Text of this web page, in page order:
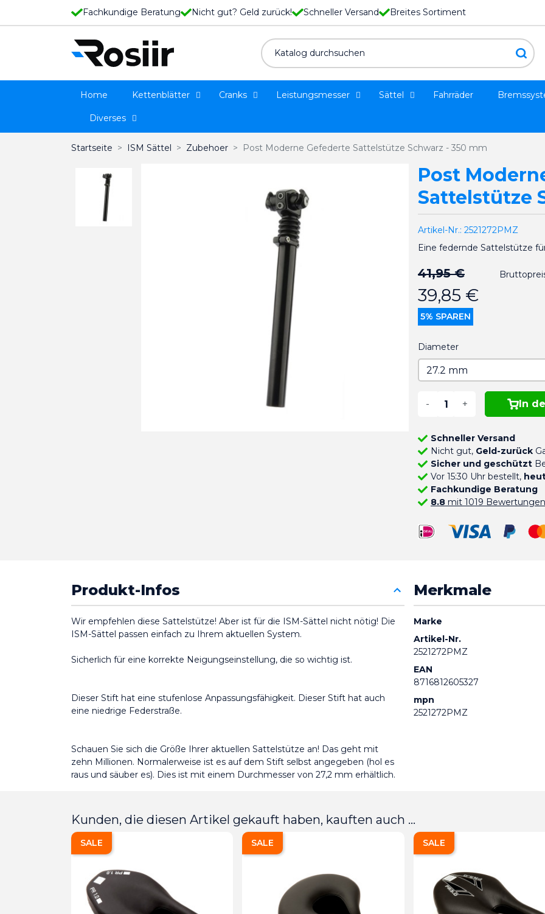
Fachkundige Beratung Nicht gut? Geld zurück! Schneller Versand Breites Sortiment
Home Kettenblätter Cranks Leistungsmesser Sättel Fahrräder
Diverses
Startseite ISM Sättel Zubehoer Post Moderne Gefederte Sattelstütze Schwarz - 350 mm
Post
Sattelstütze
Artikel-Nr.: 2521272PMZ
Eine federnde Sattelstütze
41,95 €
39,85 €
5% SPAREN
Diameter
- + In
Schneller Versand
Nicht gut, Geld-zurück
Sicher und geschützt
Vor 15:30 Uhr bestellt,
Fachkundige Beratung
8.8mit 1019 Bewertungen
Produkt-Infos
Wir empfehlen diese Sattelstütze! Aber ist für die ISM-Sättel nicht nötig! Die
ISM-Sättel passen einfach zu Ihrem aktuellen System.
Sicherlich für eine korrekte Neigungseinstellung, die so wichtig ist.
Dieser Stift hat eine stufenlose Anpassungsfähigkeit. Dieser Stift hat auch
eine niedrige Federstraße.
Schauen Sie sich die Größe Ihrer aktuellen Sattelstütze an! Das geht mit
zehn Millionen. Normalerweise ist es auf dem Stift selbst angegeben (hol es
raus und säuber es). Dies ist mit einem Durchmesser von 27,2 mm erhältlich.
Merkmale
Marke
Artikel-Nr.
2521272PMZ
EAN
8716812605327
mpn
2521272PMZ
Kunden, die diesen Artikel gekauft haben, kauften auch ...
SALE SALE SALE